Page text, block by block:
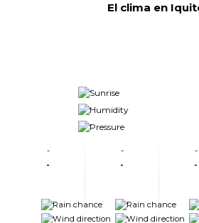
El clima en
-
-
-
-
-
-
-
-
-
-
-
-
-